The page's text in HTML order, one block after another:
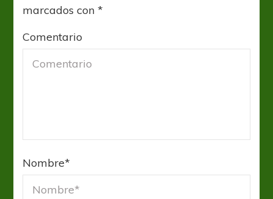
marcados con*
Comentario
Nombre*